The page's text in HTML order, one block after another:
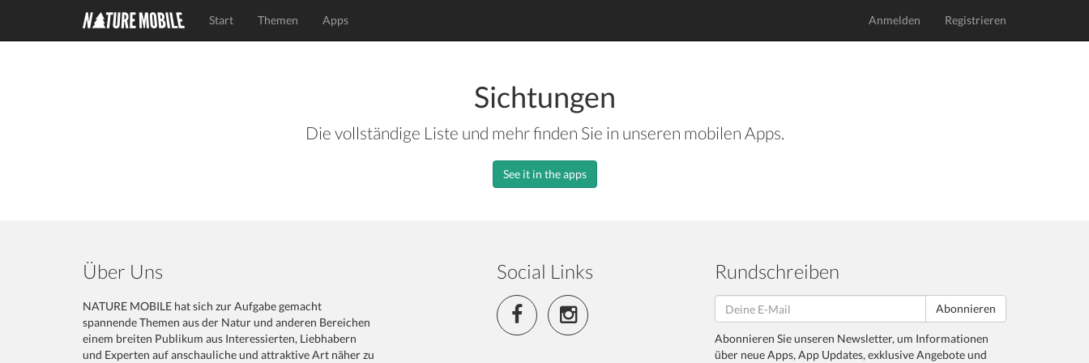
Start Themen Apps Anmelden Registrieren
Sichtungen
Die vollständige Liste und mehr finden Sie in unseren mobilen Apps.
See it in the apps
Über Uns
NATURE MOBILE hat sich zur Aufgabe gemacht
spannende Themen aus der Natur und anderen Bereichen
einem breiten Publikum aus Interessierten, Liebhabern
und Experten auf anschauliche und attraktive Art näher zu
Social Links Rundschreiben
Abonnieren
Abonnieren Sie unseren Newsletter, um Informationen
über neue Apps, App Updates, exklusive Angebote und